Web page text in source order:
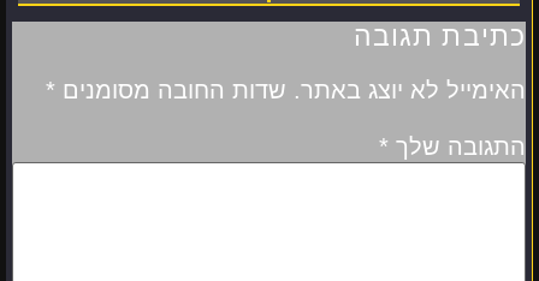
כתיבת תגובה
האימייל לא יוצג באתר. שדות החובה מסומנים *
התגובה שלך *